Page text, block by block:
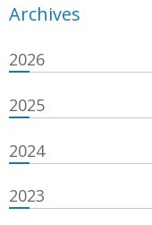
Archives
2026
2025
2024
2023